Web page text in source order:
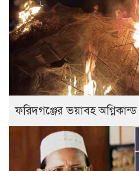
ফরিদগঞ্জের ভয়াবহ